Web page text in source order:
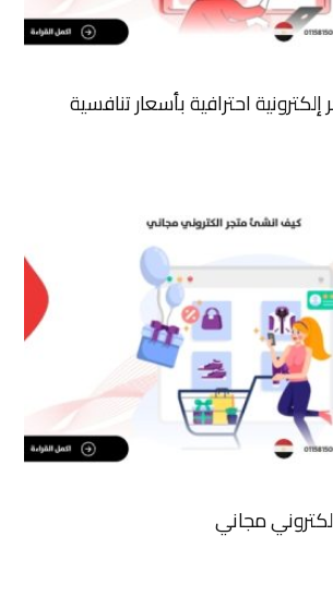
احترافية بأسعار تنافسية
مجاني